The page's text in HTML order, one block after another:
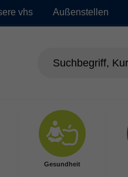
vhs Außenstellen
Gesundheit